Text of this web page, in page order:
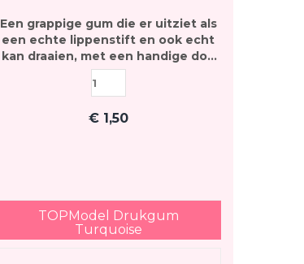
Een grappige gum die er uitziet als
een echte lippenstift en ook echt
kan draaien, met een handige dop
zodat hij schoon blijft
€ 1,50
TOPModel Drukgum
Turquoise